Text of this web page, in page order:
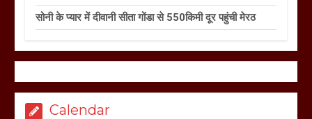
सोनी के प्यार में दीवानी सीता गोंडा से 550किमी दूर पहुंची मेरठ
Calendar